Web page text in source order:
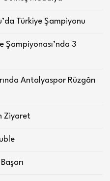
Türkiye Şampiyonu
Şampiyonası’nda 3
Antalyaspor Rüzgârı
Ziyaret